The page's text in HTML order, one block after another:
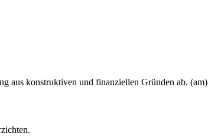
aus konstruktiven und finanziellen Gründen ab. (am)